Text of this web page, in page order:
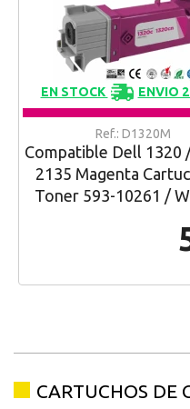
EN STOCK ENVIO
Ref.: D1320M
Compatible Dell 1320
2135 Magenta
Toner 593-10261 /
CARTUCHOS DE